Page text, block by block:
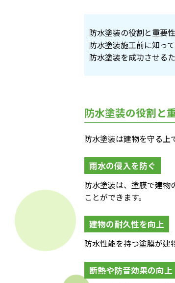
防水塗装の役割と重要性
防水塗装施工前に知っ
防水塗装を成功させる
防水塗装の役割と
防水塗装は建物を守る上
雨水の侵入を防ぐ
防水塗装は、塗膜で建物
ことができます。
建物の耐久性を向上
防水性能を持つ塗膜が建
断熱や防音効果の向上